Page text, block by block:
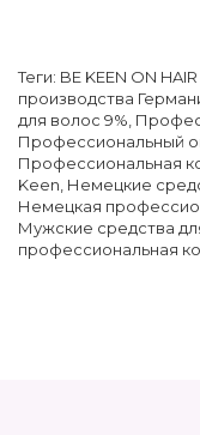
Теги: BE KEEN ON
производства
для волос 9%,
Профессиональный
Профессиональная
Keen, Немецкие
Немецкая
Мужские средства
профессиональная